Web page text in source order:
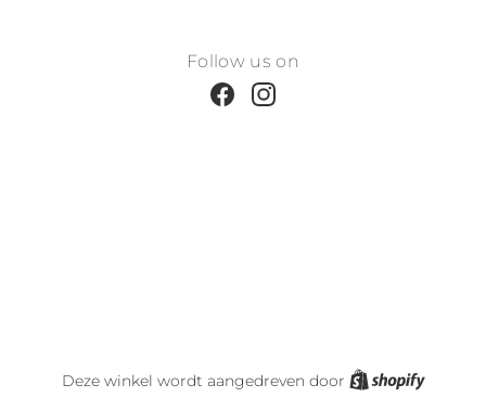
Follow us on
FacebookInstagram
Deze winkel wordt aangedreven door Shopify